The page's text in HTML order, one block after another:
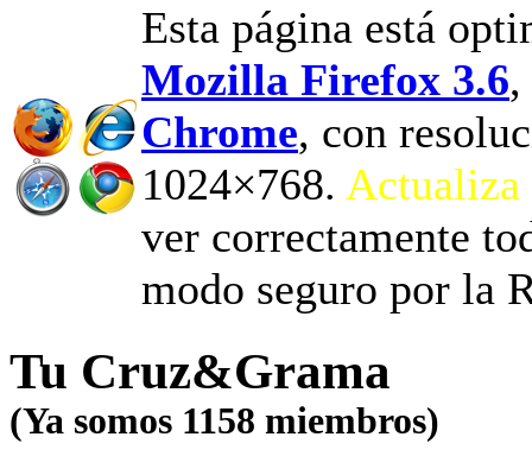
Esta página está
Mozilla Firefox 3.6,
Chrome, con
1024×768. Actualiza
ver correctamente
modo seguro por la
Tu Cruz&Grama
(Ya somos 1158 miembros)